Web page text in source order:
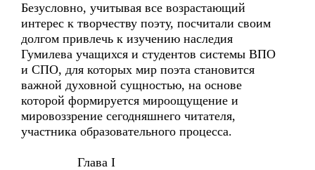
Безусловно, учитывая все возрастающий
интерес к творчеству поэту, посчитали своим
долгом привлечь к изучению наследия
Гумилева учащихся и студентов системы ВПО
и СПО, для которых мир поэта становится
важной духовной сущностью, на основе
которой формируется мироощущение и
мировоззрение сегодняшнего читателя,
участника образовательного процесса.
Глава I